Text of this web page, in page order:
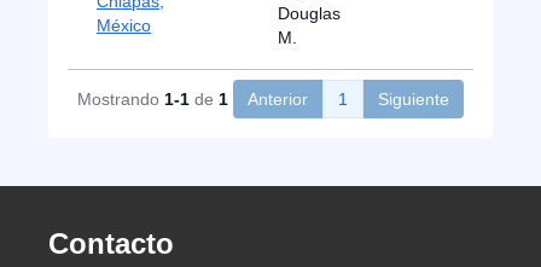
México
Douglas
M.
Mostrando 1-1 de 1 Anterior 1 Siguiente
Contacto